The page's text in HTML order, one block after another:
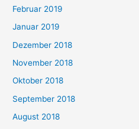
Februar 2019
Januar 2019
Dezember 2018
November 2018
Oktober 2018
September 2018
August 2018